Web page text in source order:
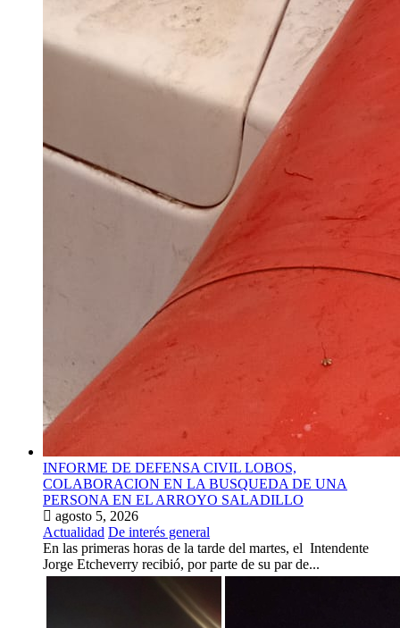
INFORME DE DEFENSA CIVIL LOBOS,
COLABORACION EN LA BUSQUEDA DE UNA
PERSONA EN EL ARROYO SALADILLO
agosto 5, 2026
Actualidad De interés general
En las primeras horas de la tarde del martes, el Intendente
Jorge Etcheverry recibió, por parte de su par de...